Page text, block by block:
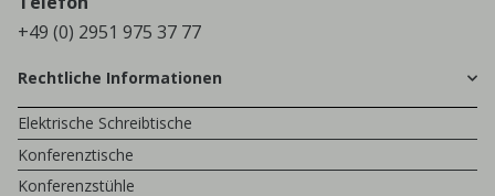
+49 (0) 2951 975 37 77
Rechtliche Informationen
Elektrische Schreibtische
Konferenztische
Konferenzstühle